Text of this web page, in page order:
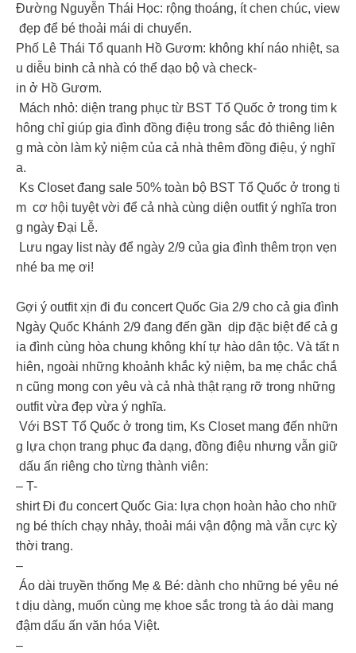
Đường Nguyễn Thái Học: rộng thoáng, ít chen chúc, view
đẹp để bé thoải mái di chuyển.
Phố Lê Thái Tổ quanh Hồ Gươm: không khí náo nhiệt, sa
u diễu binh cả nhà có thể dạo bộ và check-
in ở Hồ Gươm.
Mách nhỏ: diện trang phục từ BST Tổ Quốc ở trong tim k
hông chỉ giúp gia đình đồng điệu trong sắc đỏ thiêng liên
g mà còn làm kỷ niệm của cả nhà thêm đồng điệu, ý nghĩ
a.
Ks Closet đang sale 50% toàn bộ BST Tổ Quốc ở trong ti
m cơ hội tuyệt vời để cả nhà cùng diện outfit ý nghĩa tron
g ngày Đại Lễ.
Lưu ngay list này để ngày 2/9 của gia đình thêm trọn vẹn
nhé ba mẹ ơi!
Gợi ý outfit xịn đi đu concert Quốc Gia 2/9 cho cả gia đình
Ngày Quốc Khánh 2/9 đang đến gần dịp đặc biệt để cả g
ia đình cùng hòa chung không khí tự hào dân tộc. Và tất n
hiên, ngoài những khoảnh khắc kỷ niệm, ba mẹ chắc chắ
n cũng mong con yêu và cả nhà thật rạng rỡ trong những
outfit vừa đẹp vừa ý nghĩa.
Với BST Tổ Quốc ở trong tim, Ks Closet mang đến nhữn
g lựa chọn trang phục đa dạng, đồng điệu nhưng vẫn giữ
dấu ấn riêng cho từng thành viên:
– T-
shirt Đi đu concert Quốc Gia: lựa chọn hoàn hảo cho nhữ
ng bé thích chạy nhảy, thoải mái vận động mà vẫn cực kỳ
thời trang.
–
Áo dài truyền thống Mẹ & Bé: dành cho những bé yêu né
t dịu dàng, muốn cùng mẹ khoe sắc trong tà áo dài mang
đậm dấu ấn văn hóa Việt.
–